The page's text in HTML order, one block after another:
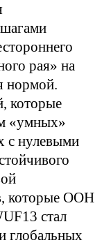
рая» на
нормой.
которые
«умных»
с нулевыми
которые ООН
стал
глобальных